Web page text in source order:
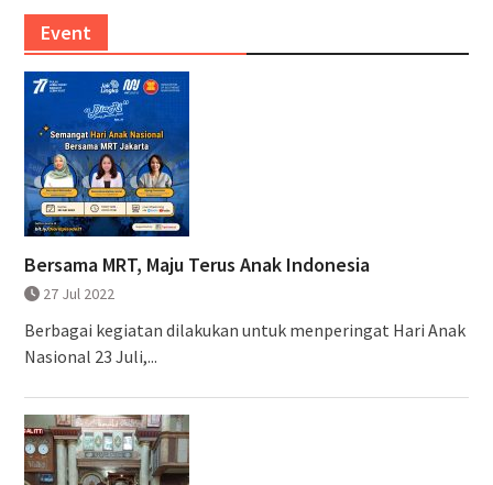
Event
Bersama MRT, Maju Terus Anak Indonesia
27 Jul 2022
Berbagai kegiatan dilakukan untuk menperingat Hari Anak
Nasional 23 Juli,...